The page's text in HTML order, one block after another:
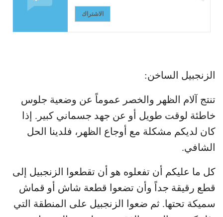
الاشتراك
الزنجبيل الساخن:
تنتج آلام الظهر والخصر عموماً عن وضعية جلوس
خاطئة لوقت طويل أو عن جهد جسماني كبير. إذا
كان لديكم مشكلة مع أوجاع الظهر، فلدينا الحل
الشافي.
كل ما عليكم أن تفعلوه هو أن تقطعوا الزنجبيل إلى
قطع رقيقة جداً وأن تضعوا قطعة شاش أو قماش
سميكة تحتها. ثم ضعوا الزنجبيل على المنطقة التي